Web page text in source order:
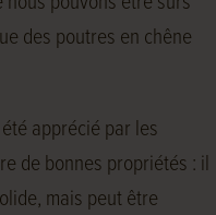
des poutres en chêne
apprécié par les
de bonnes propriétés : il
mais peut être